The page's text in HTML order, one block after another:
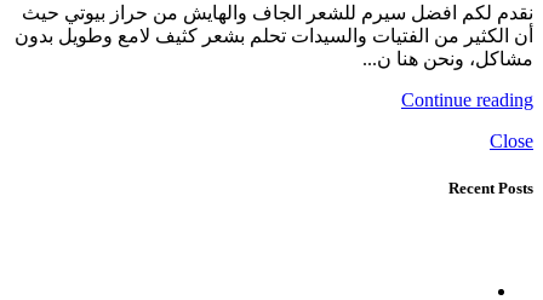
نقدم لكم افضل سيرم للشعر الجاف والهايش من حراز بيوتي حيث
أن الكثير من الفتيات والسيدات تحلم بشعر كثيف لامع وطويل بدون
مشاكل، ونحن هنا ن...
Continue reading
Close
Recent Posts